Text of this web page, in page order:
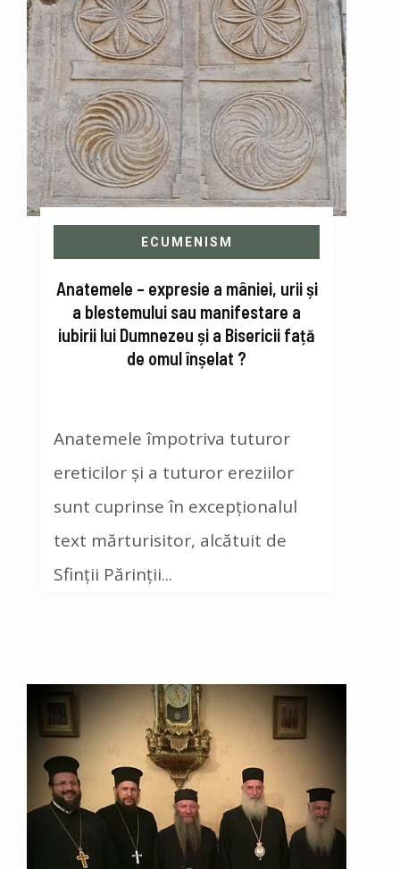
ECUMENISM
Anatemele – expresie a mâniei, urii și
a blestemului sau manifestare a
iubirii lui Dumnezeu și a Bisericii față
de omul înșelat ?
Anatemele împotriva tuturor
ereticilor și a tuturor ereziilor
sunt cuprinse în excepționalul
text mărturisitor, alcătuit de
Sfinții Părinții...